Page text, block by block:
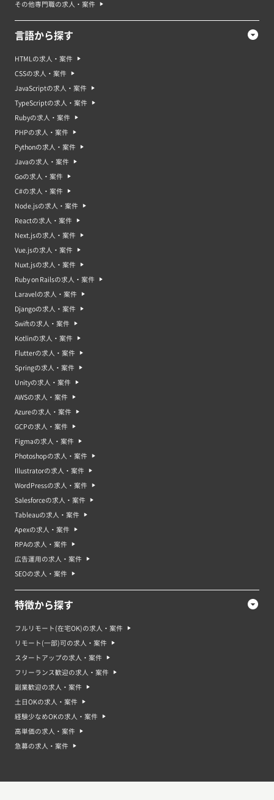
その他専門職の求人・案件
言語から探す
HTMLの求人・案件
CSSの求人・案件
JavaScriptの求人・案件
TypeScriptの求人・案件
Rubyの求人・案件
PHPの求人・案件
Pythonの求人・案件
Javaの求人・案件
Goの求人・案件
C#の求人・案件
Node.jsの求人・案件
Reactの求人・案件
Next.jsの求人・案件
Vue.jsの求人・案件
Nuxt.jsの求人・案件
Ruby on Railsの求人・案件
Laravelの求人・案件
Djangoの求人・案件
Swiftの求人・案件
Kotlinの求人・案件
Flutterの求人・案件
Springの求人・案件
Unityの求人・案件
AWSの求人・案件
Azureの求人・案件
GCPの求人・案件
Figmaの求人・案件
Photoshopの求人・案件
Illustratorの求人・案件
WordPressの求人・案件
Salesforceの求人・案件
Tableauの求人・案件
Apexの求人・案件
RPAの求人・案件
広告運用の求人・案件
SEOの求人・案件
特徴から探す
フルリモート(在宅OK)の求人・案件
リモート(一部)可の求人・案件
スタートアップの求人・案件
フリーランス歓迎の求人・案件
副業歓迎の求人・案件
土日OKの求人・案件
経験少なめOKの求人・案件
高単価の求人・案件
急募の求人・案件